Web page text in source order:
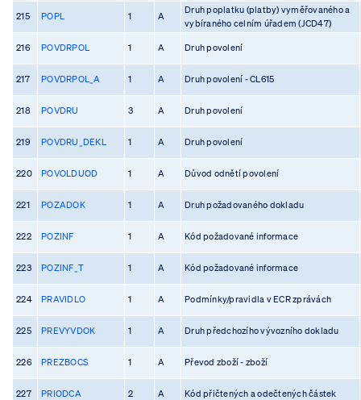
215 POPL 1 A
Druh poplatku (platby) vyměřovaného a
vybíraného celním úřadem (JCD47)
216 POVDRPOL 1 A Druh povolení
217 POVDRPOL_A 1 A Druh povolení - CL615
218 POVDRU 3 A Druh povolení
219 POVDRU_DEKL 1 A Druh povolení
220 POVOLDUOD 1 A Důvod odnětí povolení
221 POZADOK 1 A Druh požadovaného dokladu
222 POZINF 1 A Kód požadované informace
223 POZINF_T 1 A Kód požadované informace
224 PRAVIDLO 1 A Podmínky/pravidla v ECR zprávách
225 PREVYVDOK 1 A Druh předchozího vývozního dokladu
226 PREZBOCS 1 A Převod zboží - zboží
227 PRIODCA 2 A Kód přičtených a odečtených částek